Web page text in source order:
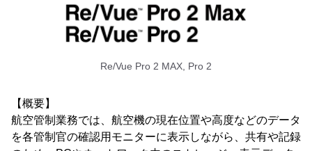
Re/Vue Pro 2 MAX, Pro 2
【概要】
航空管制業務では、航空機の現在位置や高度などのデータ
を各管制官の確認用モニターに表示しながら、共有や記録